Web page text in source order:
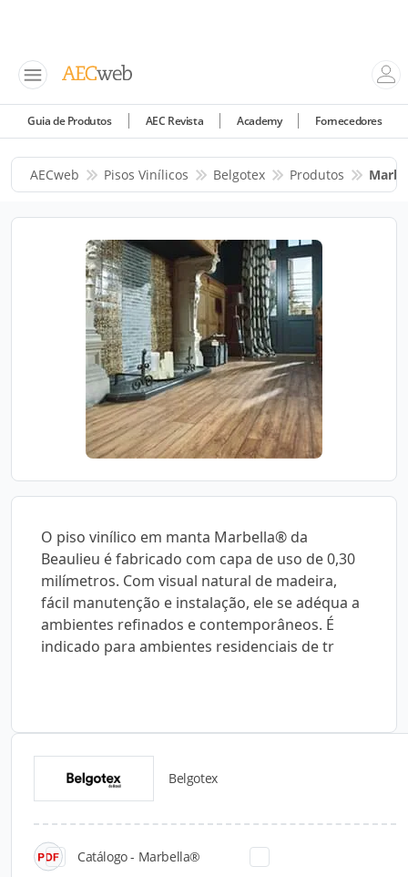
Guia de Produtos AEC Revista Academy Fornecedores
AECweb Pisos Vinílicos Belgotex Produtos
O piso vinílico em manta Marbella® da
Beaulieu é fabricado com capa de uso de 0,30
milímetros. Com visual natural de madeira,
fácil manutenção e instalação, ele se adéqua a
ambientes refinados e contemporâneos. É
indicado para ambientes residenciais de tr
Belgotex
Catálogo - Marbella®
Catálogos para Download